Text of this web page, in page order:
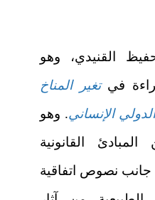
القنيدي، وهو
فيتغير المناخ
الإنساني. وهو
القانونية
جانب نصوص اتفاقية